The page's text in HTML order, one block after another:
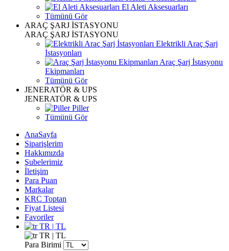
El Aleti Aksesuarları
Tümünü Gör
ARAÇ ŞARJ İSTASYONU
ARAÇ ŞARJ İSTASYONU
Elektrikli Araç Şarj
İstasyonları
Araç Şarj İstasyonu
Ekipmanları
Tümünü Gör
JENERATÖR & UPS
JENERATÖR & UPS
Piller
Tümünü Gör
AnaSayfa
Siparişlerim
Hakkımızda
Şubelerimiz
İletişim
Para Puan
Markalar
KRC Toptan
Fiyat Listesi
Favoriler
TR | TL
TR | TL
Para Birimi